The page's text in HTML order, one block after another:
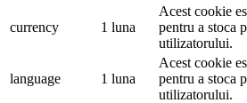
currency 1 luna
Acest cookie
pentru a stoca
utilizatorului.
language 1 luna
Acest cookie
pentru a stoca
utilizatorului.